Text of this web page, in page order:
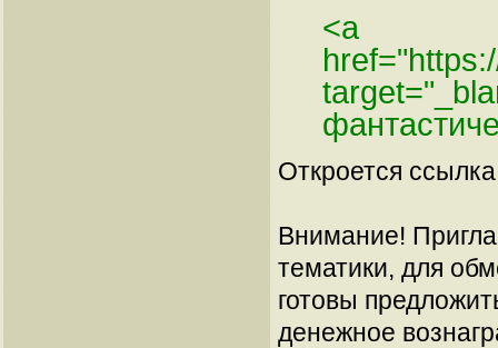
<a
Откроется
Внимание!
тематики, для
готовы
денежное